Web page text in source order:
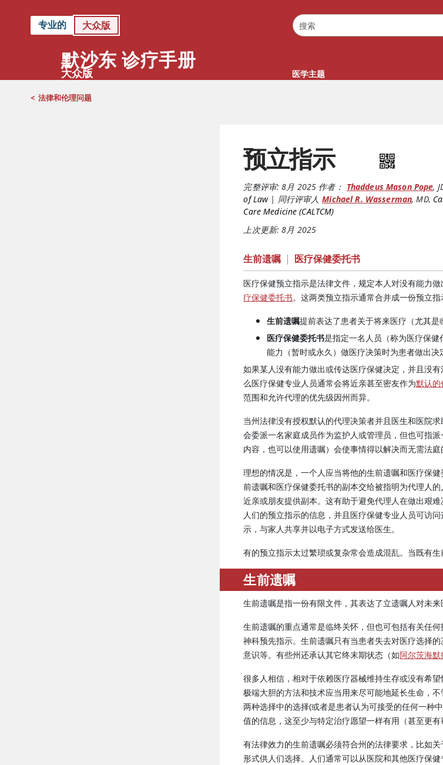
专业的 大众版
默沙东 诊疗手册
大众版 医学主题
< 法律和伦理问题
预立指示
完整评审: 8月 2025 作者： Thaddeus Mason Pope,
of Law| 同行评审人 Michael R. Wasserman,MD,
Care Medicine (CALTCM)
上次更新: 8月 2025
生前遗嘱 | 医疗保健委托书
医疗保健预立指示是法律文件，规定本人对没有能力
疗保健委托书。这两类预立指示通常合并成一份预立
生前遗嘱提前表达了患者关于将来医疗（尤其是
医疗保健委托书是指定一名人员（称为医疗保
能力（暂时或永久）做医疗决策时为患者做出决
如果某人没有能力做出或传达医疗保健决定，并且没
么医疗保健专业人员通常会将近亲甚至密友作为默认
范围和允许代理的优先级因州而异。
当州法律没有授权默认的代理决策者并且医生和医院
会委派一名家庭成员作为监护人或管理员，但也可指
内容，也可以使用遗嘱）会使事情得以解决而无需法
理想的情况是，一个人应当将他的生前遗嘱和医疗保
前遗嘱和医疗保健委托书的副本交给被指明为代理人
近亲或朋友提供副本。这有助于避免代理人在做出艰
人们的预立指示的信息，并且医疗保健专业人员可访
示，与家人共享并以电子方式发送给医生。
有的预立指示太过繁琐或复杂常会造成混乱。当既有
生前遗嘱
生前遗嘱是指一份有限文件，其表达了立遗嘱人对未
生前遗嘱的重点通常是临终关怀，但也可包括有关任
神科预先指示。生前遗嘱只有当患者失去对医疗选择
意识等。有些州还承认其它终末期状态（如阿尔茨海默
很多人相信，相对于依赖医疗器械维持生存或没有希
极端大胆的方法和技术应当用来尽可能地延长生命，
两种选择中的选择(或者是患者认为可接受的任何一种
值的信息，这至少与特定治疗愿望一样有用（甚至更
有法律效力的生前遗嘱必须符合州的法律要求，比如
形式供人们选择。人们通常可以从医院和其他医疗保